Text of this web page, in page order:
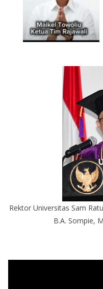
Rektor Universitas Sam
B.A. Sompie,